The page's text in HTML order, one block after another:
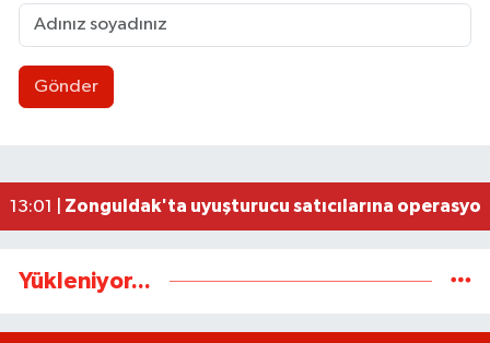
Gönder
14:25 |İşçi lideri Denizer, kabri başında anıldı
13:01 | Zonguldak'ta uyuşturucu satıcılarına
Yükleniyor...